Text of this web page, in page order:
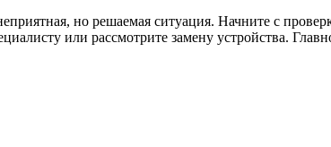
но решаемая ситуация. Начните с
или рассмотрите замену устройства.